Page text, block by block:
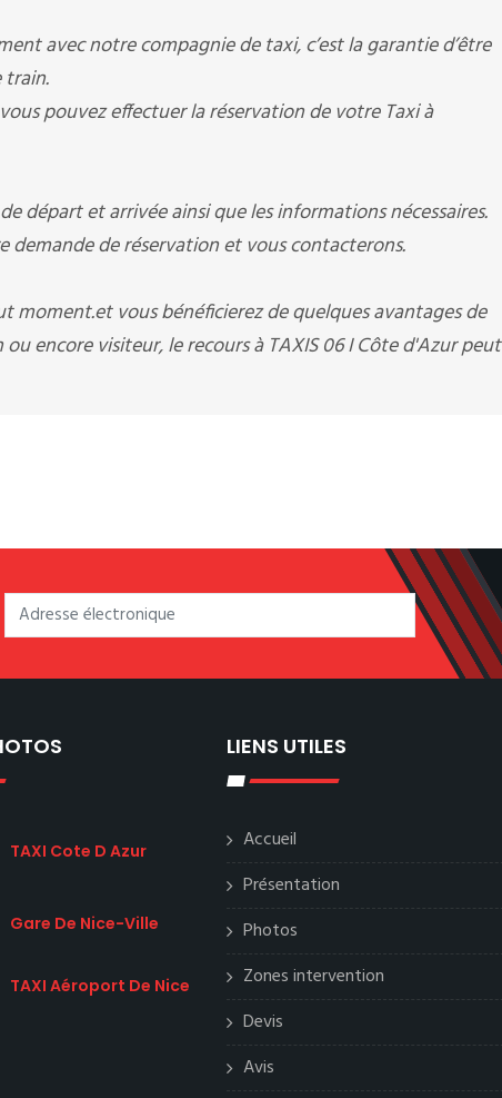
avec notre compagnie de taxi, c’est la garantie d’être
train.
pouvez effectuer la réservation de votre Taxi à
départ et arrivée ainsi que les informations nécessaires.
de réservation et vous contacterons.
moment.et vous bénéficierez de quelques avantages de
encore visiteur, le recours à TAXIS 06 I Côte d'Azur peut
TAXI Cote D Azur
Gare De Nice-Ville
TAXI Aéroport De Nice
LIENS UTILES
Accueil
Présentation
Photos
Zones intervention
Devis
Avis